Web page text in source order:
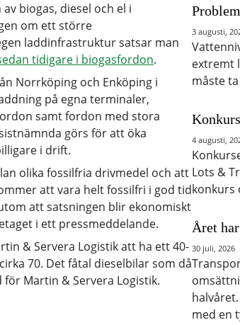
biogas, diesel och el i
om ett större
laddinfrastruktur satsar man
tidigare i biogasfordon.
Norrköping och Enköping i
på egna terminaler,
samt fordon med stora
görs för att öka
i drift.
olika fossilfria drivmedel och att
att vara helt fossilfri i god tid
att satsningen blir ekonomiskt
i ett pressmeddelande.
& Servera Logistik att ha ett 40-
70. Det fåtal dieselbilar som då
Martin & Servera Logistik.
3 augusti,
extremt
måste
4 augusti,
Lots &
konkurs
Året
30 juli, 2026
med en